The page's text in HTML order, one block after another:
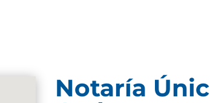
Notaría